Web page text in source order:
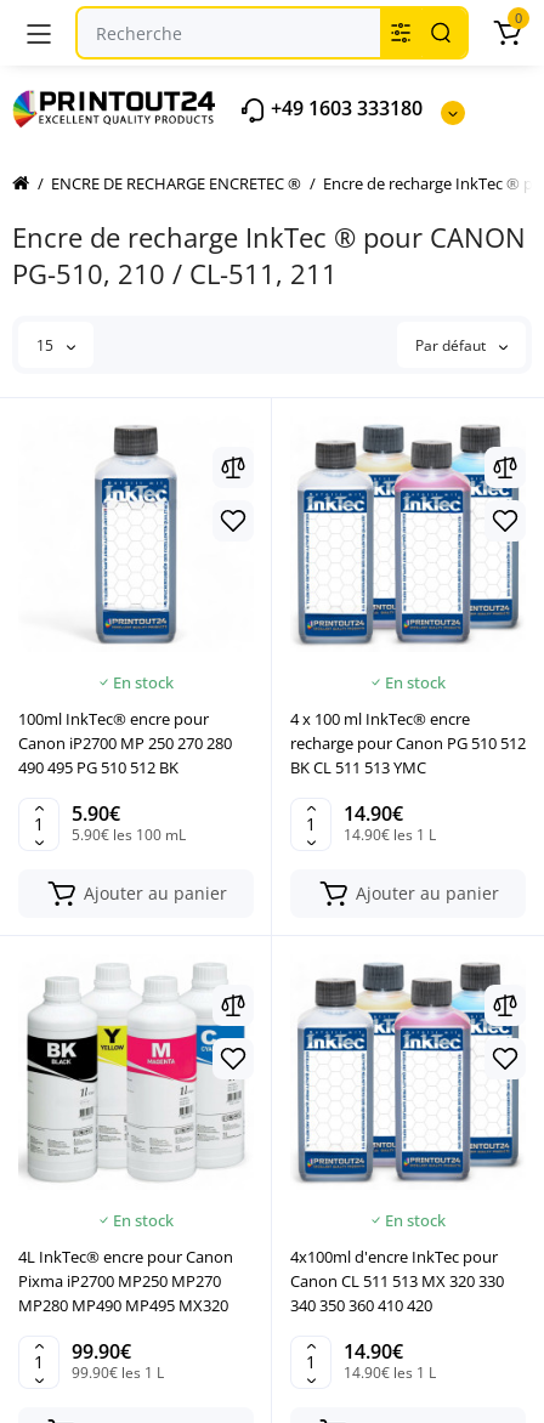
+49 1603 333180
0
ENCRE DE RECHARGE ENCRETEC ® Encre de recharge InkTec ®
Encre de recharge InkTec ® pour CANON
PG-510, 210 / CL-511, 211
15 Par défaut
En stock
100ml InkTec® encre pour
Canon iP2700 MP 250 270 280
490 495 PG 510 512 BK
5.90€
5.90€ les 100 mL
Ajouter au panier
En stock
4 x 100 ml InkTec® encre
recharge pour Canon PG 510 512
BK CL 511 513 YMC
14.90€
14.90€ les 1 L
Ajouter au panier
En stock
4L InkTec® encre pour Canon
Pixma iP2700 MP250 MP270
MP280 MP490 MP495 MX320
99.90€
99.90€ les 1 L
En stock
4x100ml d'encre InkTec pour
Canon CL 511 513 MX 320 330
340 350 360 410 420
14.90€
14.90€ les 1 L